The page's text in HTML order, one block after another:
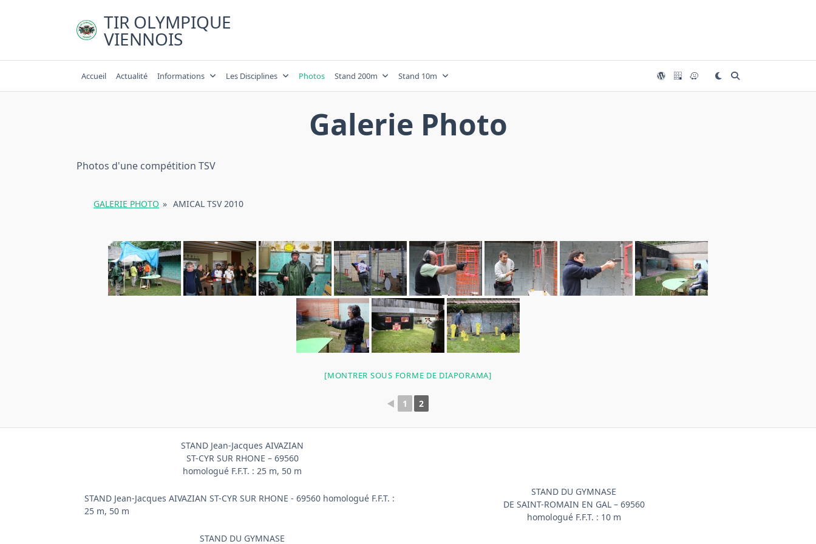
TIR OLYMPIQUE
VIENNOIS
Accueil Actualité Informations Les Disciplines Photos Stand 200m Stand 10m
Galerie Photo
Photos d'une compétition TSV
GALERIE PHOTO » AMICAL TSV 2010
[MONTRER SOUS FORME DE DIAPORAMA]
◄ 1 2
STAND Jean-Jacques AIVAZIAN
ST-CYR SUR RHONE – 69560
homologué F.F.T. : 25 m, 50 m
STAND Jean-Jacques AIVAZIAN ST-CYR SUR RHONE - 69560 homologué F.F.T. :
25 m, 50 m
STAND DU GYMNASE
STAND DU GYMNASE
DE SAINT-ROMAIN EN GAL – 69560
homologué F.F.T. : 10 m